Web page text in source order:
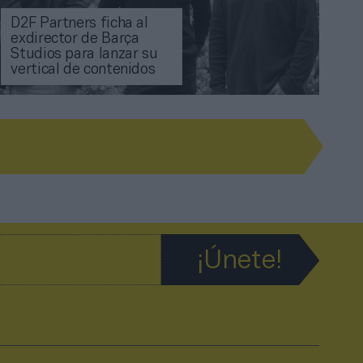
D2F Partners ficha al
exdirector de Barça
Studios para lanzar su
vertical de contenidos